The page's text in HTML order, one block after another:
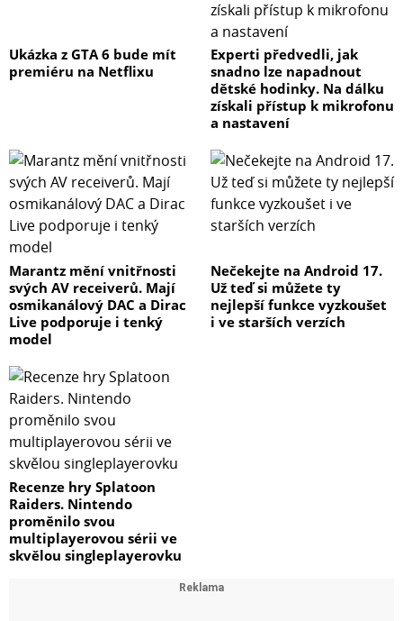
Před finálním umístění subwooferu je doporučovat
experimentovat s polohou. Jedním ze způsobů, jak určit
nejlepší místo pro subwoofer, je dočasné umístění do
poslechové pozice a přehrávání hudby se silnými basy.
Během přehrávání systému se pohybujte na různá místa
jsou basy nejpůsobivější. Vyberte pro subwoofer toto
umístění.
#160;
DVA JSOU VÍC NEŽ JEDEN
Dva subwoofery jsou velmi vhodné pro zvýraznění
dynamického rozsahu systému v dostupném prostoru a
a snižují potenciál problému ořezání artefaktů. Se dvěma
(nebo i více) subwoofery získáte výrazně čistší a přesnější
basy i při extrémních úrovních hlasitosti. Při
referenčních úrovních nabízejí dva subwoofery
bezproblémovou nízkofrekvenční odezvu v pasážích
náročných na podání nízkofrekvenčního spektra.
Ukázka z GTA 6 bude mít
premiéru na Netflixu
Experti předvedli, jak
snadno lze napadnout
dětské hodinky. Na dálku
získali přístup k mikrofonu
a nastavení
Marantz mění vnitřnosti
svých AV receiverů. Mají
osmikanálový DAC a Dirac
Live podporuje i tenký
model
Nečekejte na Android 17.
Už teď si můžete ty
nejlepší funkce vyzkoušet
i ve starších verzích
Recenze hry Splatoon
Raiders. Nintendo
proměnilo svou
multiplayerovou sérii ve
skvělou singleplayerovku